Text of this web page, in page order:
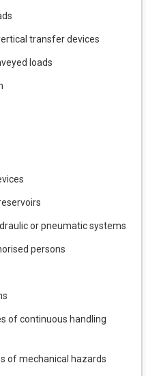
transfer devices
loads
or pneumatic systems
persons
of continuous handling
of mechanical hazards